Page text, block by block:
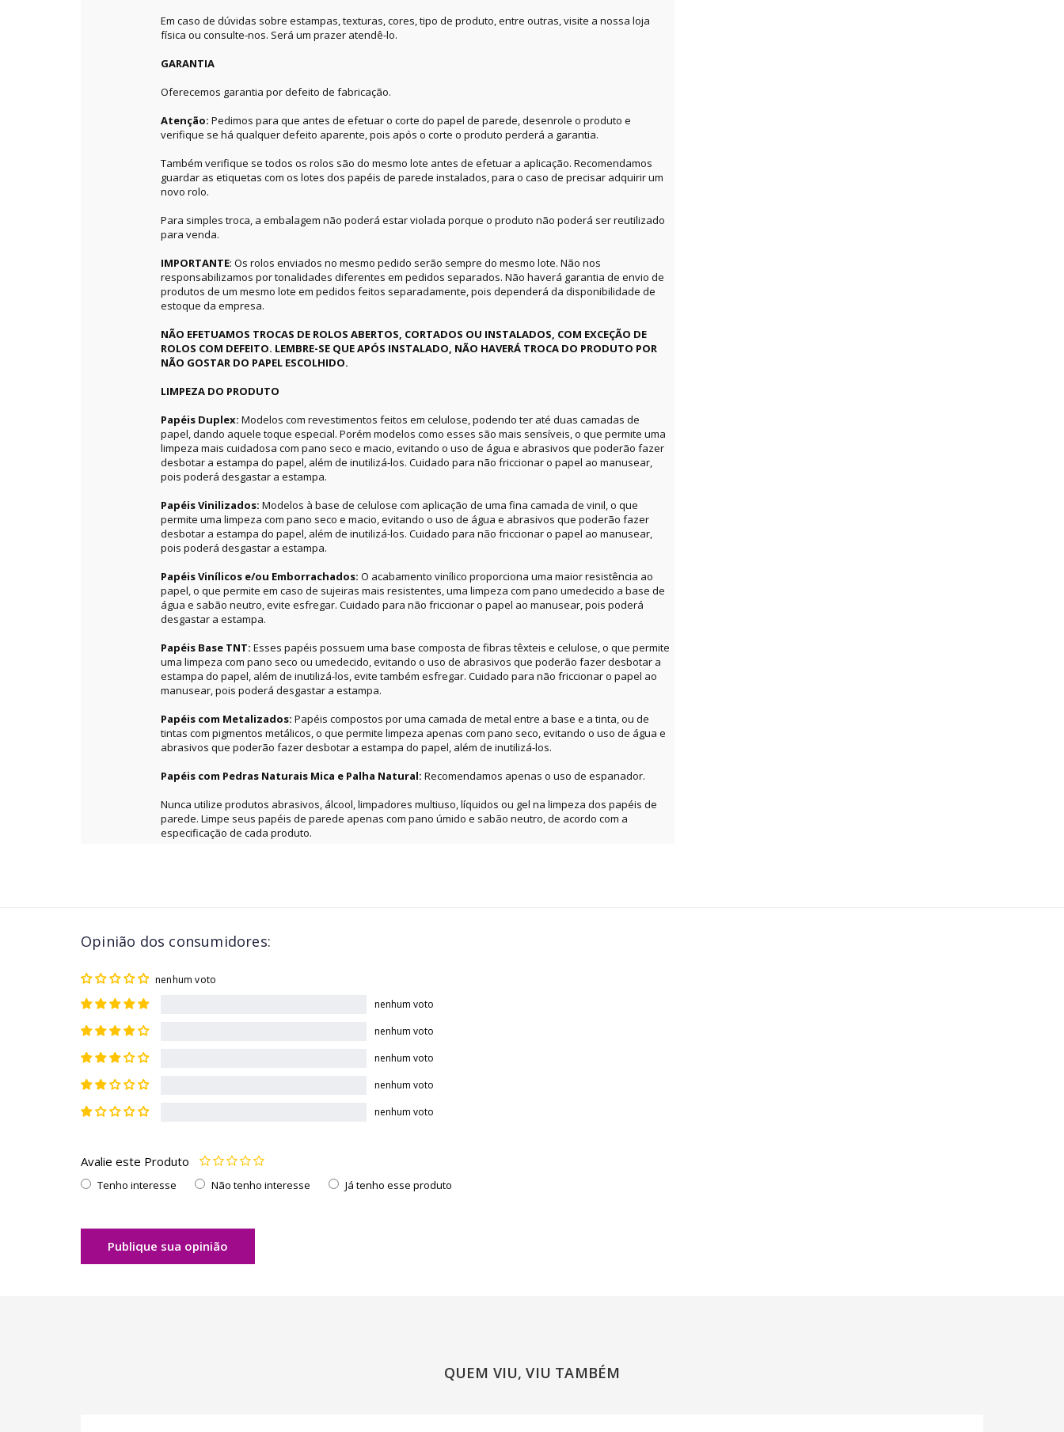
Em caso de dúvidas sobre estampas, texturas, cores, tipo de produto, entre outras, visite a nossa loja
física ou consulte-nos. Será um prazer atendê-lo.
GARANTIA
Oferecemos garantia por defeito de fabricação.
Atenção: Pedimos para que antes de efetuar o corte do papel de parede, desenrole o produto e
verifique se há qualquer defeito aparente, pois após o corte o produto perderá a garantia.
Também verifique se todos os rolos são do mesmo lote antes de efetuar a aplicação. Recomendamos
guardar as etiquetas com os lotes dos papéis de parede instalados, para o caso de precisar adquirir um
novo rolo.
Para simples troca, a embalagem não poderá estar violada porque o produto não poderá ser reutilizado
para venda.
IMPORTANTE: Os rolos enviados no mesmo pedido serão sempre do mesmo lote. Não nos
responsabilizamos por tonalidades diferentes em pedidos separados. Não haverá garantia de envio de
produtos de um mesmo lote em pedidos feitos separadamente, pois dependerá da disponibilidade de
estoque da empresa.
NÃO EFETUAMOS TROCAS DE ROLOS ABERTOS, CORTADOS OU INSTALADOS, COM EXCEÇÃO DE
ROLOS COM DEFEITO. LEMBRE-SE QUE APÓS INSTALADO, NÃO HAVERÁ TROCA DO PRODUTO POR
NÃO GOSTAR DO PAPEL ESCOLHIDO.
LIMPEZA DO PRODUTO
Papéis Duplex: Modelos com revestimentos feitos em celulose, podendo ter até duas camadas de
papel, dando aquele toque especial. Porém modelos como esses são mais sensíveis, o que permite uma
limpeza mais cuidadosa com pano seco e macio, evitando o uso de água e abrasivos que poderão fazer
desbotar a estampa do papel, além de inutilizá-los. Cuidado para não friccionar o papel ao manusear,
pois poderá desgastar a estampa.
Papéis Vinilizados: Modelos à base de celulose com aplicação de uma fina camada de vinil, o que
permite uma limpeza com pano seco e macio, evitando o uso de água e abrasivos que poderão fazer
desbotar a estampa do papel, além de inutilizá-los. Cuidado para não friccionar o papel ao manusear,
pois poderá desgastar a estampa.
Papéis Vinílicos e/ou Emborrachados: O acabamento vinílico proporciona uma maior resistência ao
papel, o que permite em caso de sujeiras mais resistentes, uma limpeza com pano umedecido a base de
água e sabão neutro, evite esfregar. Cuidado para não friccionar o papel ao manusear, pois poderá
desgastar a estampa.
Papéis Base TNT: Esses papéis possuem uma base composta de fibras têxteis e celulose, o que permite
uma limpeza com pano seco ou umedecido, evitando o uso de abrasivos que poderão fazer desbotar a
estampa do papel, além de inutilizá-los, evite também esfregar. Cuidado para não friccionar o papel ao
manusear, pois poderá desgastar a estampa.
Papéis com Metalizados: Papéis compostos por uma camada de metal entre a base e a tinta, ou de
tintas com pigmentos metálicos, o que permite limpeza apenas com pano seco, evitando o uso de água e
abrasivos que poderão fazer desbotar a estampa do papel, além de inutilizá-los.
Papéis com Pedras Naturais Mica e Palha Natural: Recomendamos apenas o uso de espanador.
Nunca utilize produtos abrasivos, álcool, limpadores multiuso, líquidos ou gel na limpeza dos papéis de
parede. Limpe seus papéis de parede apenas com pano úmido e sabão neutro, de acordo com a
especificação de cada produto.
Opinião dos consumidores:
nenhum voto
nenhum voto
nenhum voto
nenhum voto
nenhum voto
nenhum voto
Avalie este Produto
Tenho interesse Não tenho interesse Já tenho esse produto
Publique sua opinião
QUEM VIU, VIU TAMBÉM